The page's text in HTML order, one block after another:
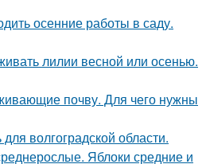
осенние работы в саду.
лилии весной или осенью.
почву. Для чего нужны
волгоградской области.
Яблоки средние и